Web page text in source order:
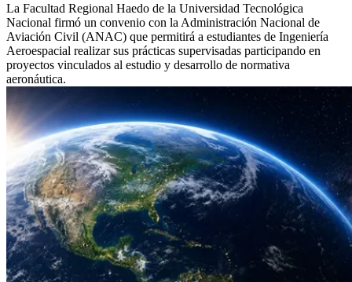
La Facultad Regional Haedo de la Universidad Tecnológica
Nacional firmó un convenio con la Administración Nacional de
Aviación Civil (ANAC) que permitirá a estudiantes de Ingeniería
Aeroespacial realizar sus prácticas supervisadas participando en
proyectos vinculados al estudio y desarrollo de normativa
aeronáutica.